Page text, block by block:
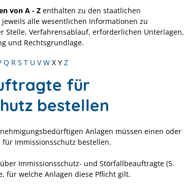
von A - Z enthalten zu den staatlichen
alle wesentlichen Informationen zu
Stelle, Verfahrensablauf, erforderlichen Unterlagen,
und Rechtsgrundlage.
Q R S T U V W X Y Z
für
bestellen
Anlagen müssen einen oder
Immissionsschutz bestellen.
Immissionsschutz- und Störfallbeauftragte (5.
für welche Anlagen diese Pflicht gilt.